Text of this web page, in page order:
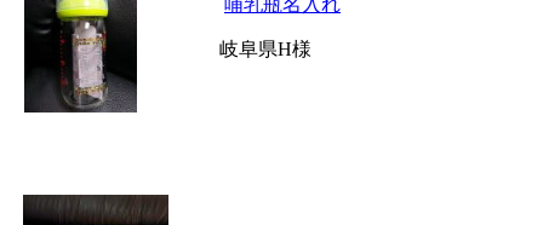
哺乳瓶名入れ
岐阜県H様